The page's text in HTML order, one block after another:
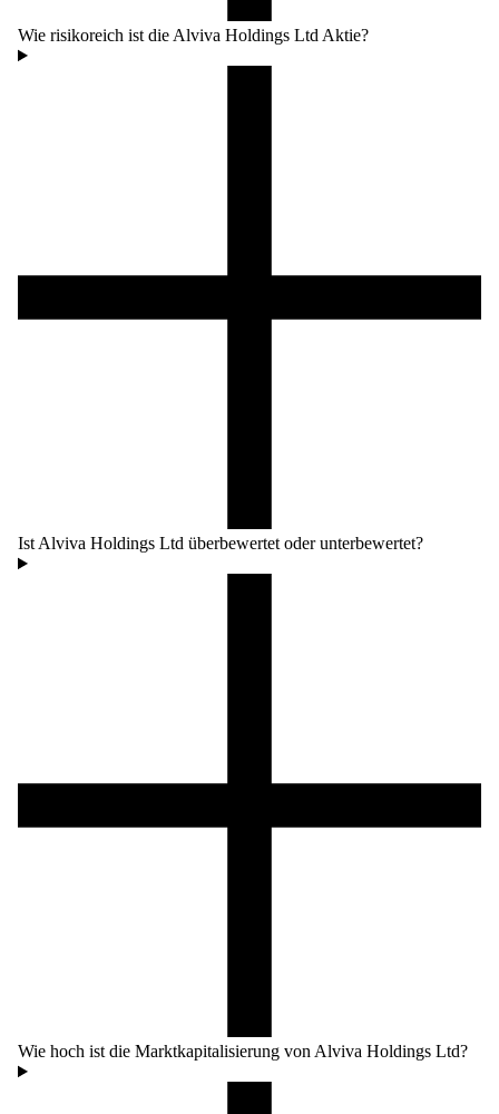
Wie risikoreich ist die Alviva Holdings Ltd Aktie?
Ist Alviva Holdings Ltd überbewertet oder unterbewertet?
Wie hoch ist die Marktkapitalisierung von Alviva Holdings Ltd?